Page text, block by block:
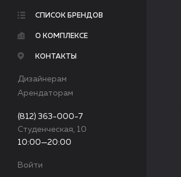
СПИСОК БРЕНДОВ
О КОМПЛЕКСЕ
КОНТАКТЫ
Дизайнерам
Арендаторам
(812) 363-000-7
Студенческая, 10
10:00—20:00
Войти